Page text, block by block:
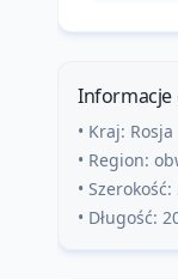
Informacje
• Kraj: Rosja
• Region:
• Szerokość:
• Długość: